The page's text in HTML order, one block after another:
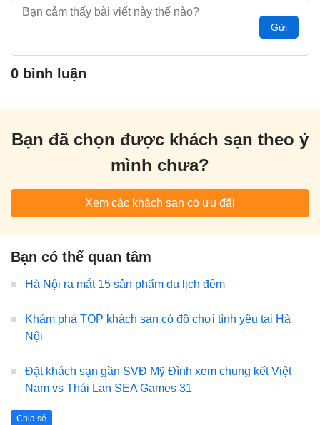
Gửi
0 bình luận
Bạn đã chọn được khách sạn theo ý
mình chưa?
Xem các khách sạn có ưu đãi
Bạn có thể quan tâm
Hà Nội ra mắt 15 sản phẩm du lịch đêm
Khám phá TOP khách sạn có đồ chơi tình yêu tại Hà
Nội
Đặt khách sạn gần SVĐ Mỹ Đình xem chung kết Việt
Nam vs Thái Lan SEA Games 31
Chia sẻ